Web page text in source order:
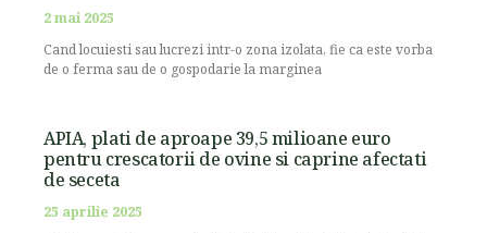
2 mai 2025
Cand locuiesti sau lucrezi intr-o zona izolata, fie ca este vorba
de o ferma sau de o gospodarie la marginea
APIA, plati de aproape 39,5 milioane euro
pentru crescatorii de ovine si caprine afectati
de seceta
25 aprilie 2025